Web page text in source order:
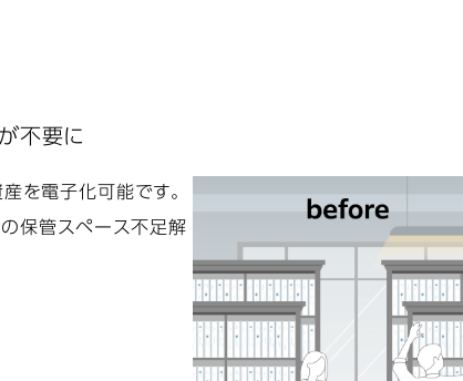
不要に
を電子化可能です。
保管スペース不足解